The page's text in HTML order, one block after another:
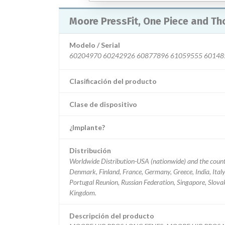
Moore PressFit, One Piece and
Modelo / Serial
Clasificación del producto
Clase de dispositivo
¿Implante?
Distribución
Worldwide Distribution-USA (nationwide) and the
Denmark, Finland, France, Germany, Greece, India,
Portugal Reunion, Russian Federation, Singapore,
Kingdom.
Descripción del producto